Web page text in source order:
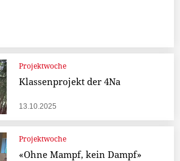
Projektwoche
Klassenprojekt der 4Na
13.10.2025
Projektwoche
«Ohne Mampf, kein Dampf»